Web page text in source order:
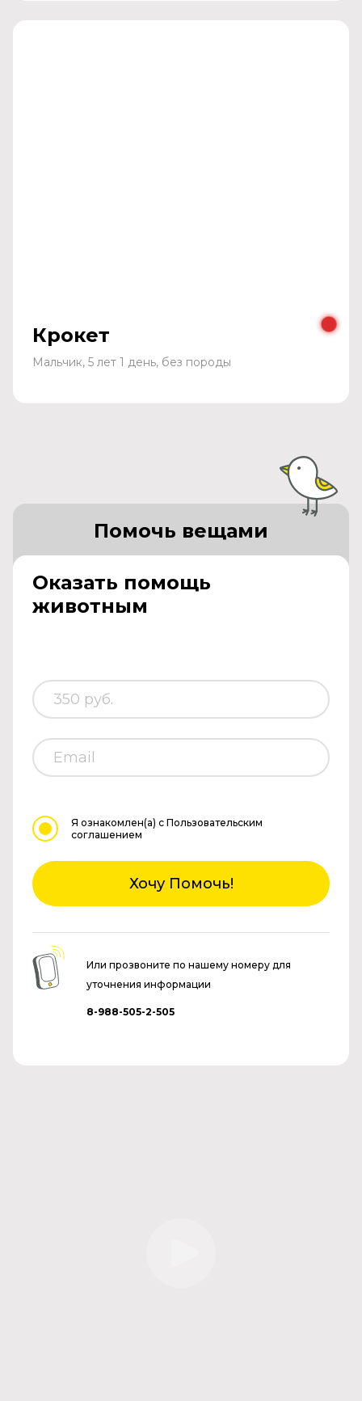
Крокет
Мальчик, 5 лет 1 день, без породы
Оказать помощь
животным
Помочь вещами
Я ознакомлен(а) с Пользовательским
соглашением
Хочу Помочь!
Или прозвоните по нашему номеру для
уточнения информации
8-988-505-2-505